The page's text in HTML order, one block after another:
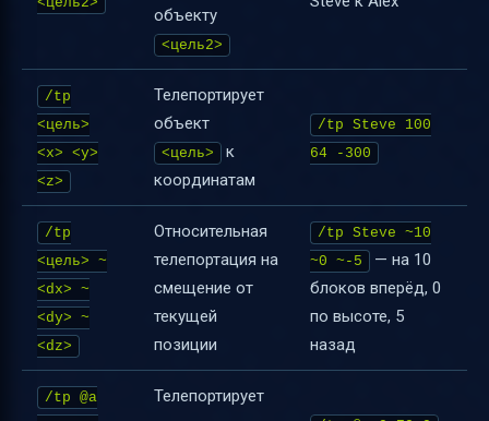
объекту
<цель2>
/tp
<цель>
<x> <y>
<z>
Телепортирует
объект
<цель>
к
координатам
/tp Steve 100
64 -300
/tp
<цель> ~
<dx> ~
<dy> ~
<dz>
Относительная
телепортация на
смещение от
текущей
позиции
/tp Steve ~10
~0 ~-5
— на 10
блоков вперёд, 0
по высоте, 5
назад
/tp @a
Телепортирует